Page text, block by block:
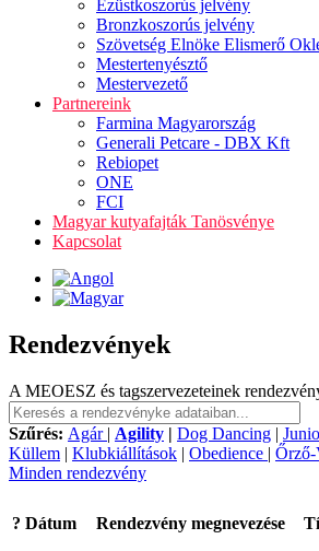
Ezüstkoszorús jelvény
Bronzkoszorús jelvény
Szövetség Elnöke Elismerő
Mestertenyésztő
Mestervezető
Partnereink
Farmina Magyarország
Generali Petcare - DBX Kft
Rebiopet
ONE
FCI
Magyar kutyafajták Tanösvénye
Kapcsolat
Rendezvények
A MEOESZ és tagszervezeteinek
Szűrés: Agár | Agility | Dog Dancing |
Küllem | Klubkiállítások | Obedience |
Minden rendezvény
? Dátum Rendezvény megnevezése